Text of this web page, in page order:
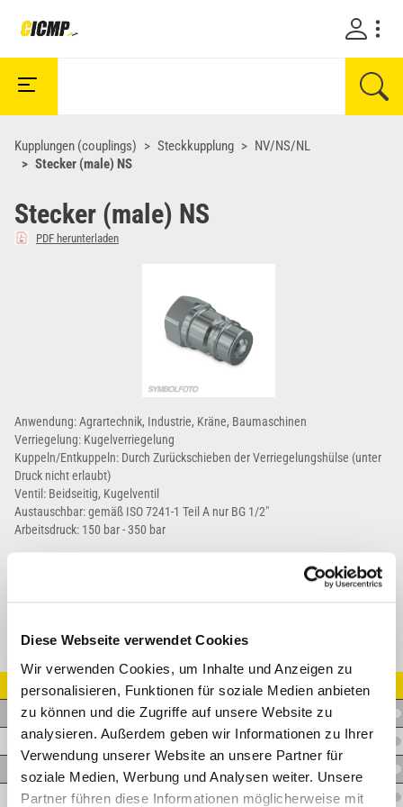
Diese Webseite verwendet Cookies
Wir verwenden Cookies, um Inhalte und Anzeigen zu
personalisieren, Funktionen für soziale Medien anbieten
zu können und die Zugriffe auf unsere Website zu
analysieren. Außerdem geben wir Informationen zu Ihrer
Verwendung unserer Website an unsere Partner für
soziale Medien, Werbung und Analysen weiter. Unsere
Partner führen diese Informationen möglicherweise mit
Kupplungen (couplings) Steckkupplung
NV/NS/NL
Stecker (male) NS
Stecker (male) NS
PDF herunterladen
Anwendung: Agrartechnik, Industrie, Kräne, Baumaschinen
Verriegelung: Kugelverriegelung
Kuppeln/Entkuppeln: Durch Zurückschieben der Verriegelungshülse (unter
Druck nicht erlaubt)
Ventil: Beidseitig, Kugelventil
Austauschbar: gemäß ISO 7241-1 Teil A nur BG 1/2"
Arbeitsdruck: 150 bar - 350 bar
Artikel Nr.
C.NS14GASM
C.NS14NPTM
C.NS38GASM
C.NS38NPTM